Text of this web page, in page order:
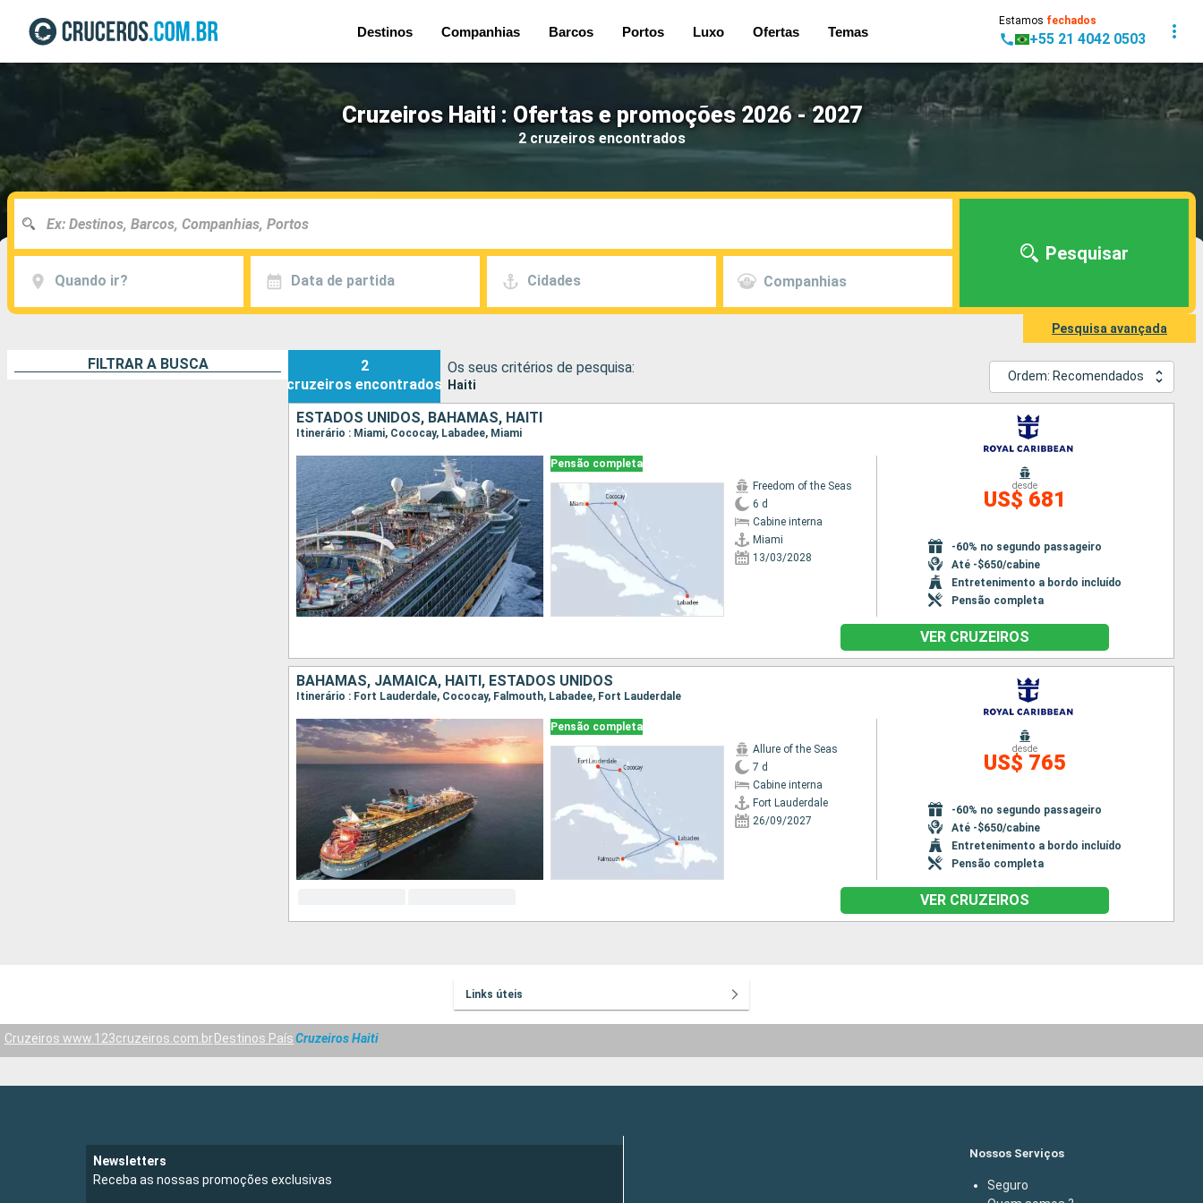
Destinos Companhias Barcos Portos Luxo Ofertas Temas
Estamos fechados
+55 21 4042 0503
Cruzeiros Haiti : Ofertas e promoções 2026 - 2027
2 cruzeiros encontrados
Quando ir? Data de partida Cidades Companhias
Pesquisar
Pesquisa avançada
FILTRAR A BUSCA
2
cruzeiros encontrados
Os seus critérios de pesquisa:
Haiti
Ordem: Recomendados
ESTADOS UNIDOS, BAHAMAS, HAITI
Itinerário : Miami, Cococay, Labadee, Miami
Pensão completa
Freedom of the Seas
6 d
Cabine interna
Miami
13/03/2028
desde
US$ 681
-60% no segundo passageiro
Até -$650/cabine
Entretenimento a bordo incluído
Pensão completa
VER CRUZEIROS
BAHAMAS, JAMAICA, HAITI, ESTADOS UNIDOS
Itinerário : Fort Lauderdale, Cococay, Falmouth, Labadee, Fort Lauderdale
Pensão completa
Allure of the Seas
7 d
Cabine interna
Fort Lauderdale
26/09/2027
desde
US$ 765
-60% no segundo passageiro
Até -$650/cabine
Entretenimento a bordo incluído
Pensão completa
VER CRUZEIROS
Links úteis
Cruzeiros www.123cruzeiros.com.br Destinos PaísCruzeiros Haiti
Newsletters
Receba as nossas promoções exclusivas
Nossos Serviços
Seguro